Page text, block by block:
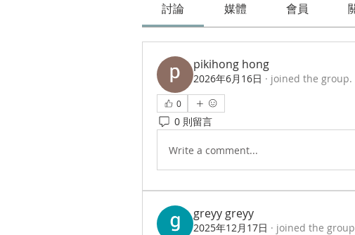
討論 媒體 會員
pikihong hong
2026年6月16日 · joined the group.
0
0 則留言
Write a comment...
greyy greyy
2025年12月17日 · joined the